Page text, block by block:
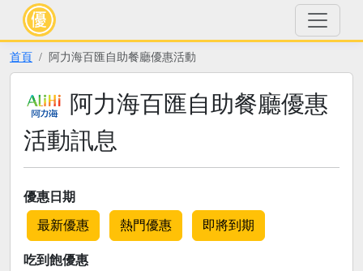
首頁 阿力海百匯自助餐廳優惠活動
阿力海百匯自助餐廳優惠
活動訊息
優惠日期
最新優惠 熱門優惠 即將到期
吃到飽優惠